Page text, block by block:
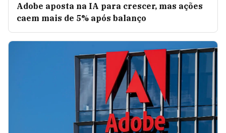
Adobe aposta na IA para crescer, mas ações
caem mais de 5% após balanço